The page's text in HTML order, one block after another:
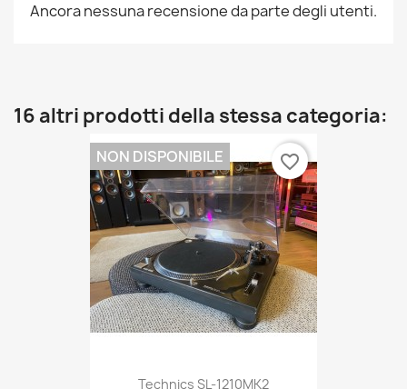
Ancora nessuna recensione da parte degli utenti.
16 altri prodotti della stessa categoria:
Technics SL-1210MK2
NON DISPONIBILE favorite_border